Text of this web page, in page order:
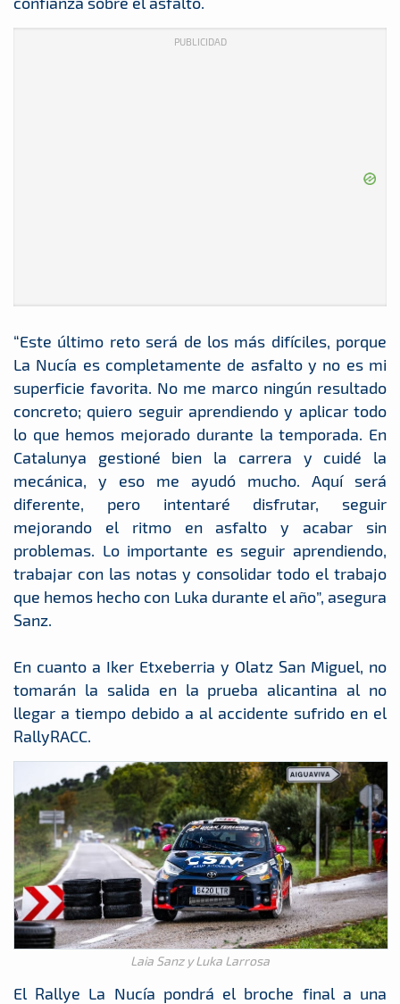
PUBLICIDAD
“Este último reto será de los más difíciles, porque
La Nucía es completamente de asfalto y no es mi
superficie favorita. No me marco ningún resultado
concreto; quiero seguir aprendiendo y aplicar todo
lo que hemos mejorado durante la temporada. En
Catalunya gestioné bien la carrera y cuidé la
mecánica, y eso me ayudó mucho. Aquí será
diferente, pero intentaré disfrutar, seguir
mejorando el ritmo en asfalto y acabar sin
problemas. Lo importante es seguir aprendiendo,
trabajar con las notas y consolidar todo el trabajo
que hemos hecho con Luka durante el año”, asegura
Sanz.
En cuanto a Iker Etxeberria y Olatz San Miguel, no
tomarán la salida en la prueba alicantina al no
llegar a tiempo debido a al accidente sufrido en el
RallyRACC.
Laia Sanz y Luka Larrosa
El Rallye La Nucía pondrá el broche final a una